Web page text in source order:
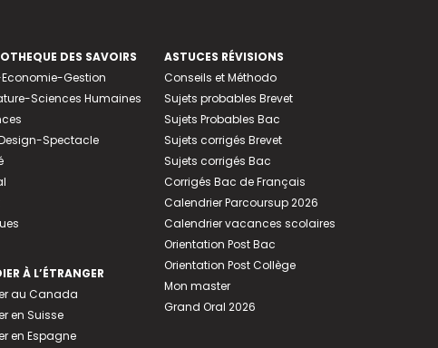
DES SAVOIRS
Gestion
Sciences Humaines
Spectacle
À L’ÉTRANGER
au Canada
en Suisse
en Espagne
ASTUCES RÉVISIONS
Conseils et Méthodo
Sujets probables Brevet
Sujets Probables Bac
Sujets corrigés Brevet
Sujets corrigés Bac
Corrigés Bac de Français
Calendrier Parcoursup 2026
Calendrier vacances scolaires
Orientation Post Bac
Orientation Post Collège
Mon master
Grand Oral 2026